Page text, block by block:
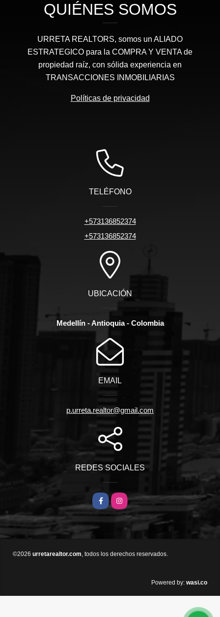
QUIÉNES SOMOS
URRETA REALTORS, somos un ALIADO
ESTRATEGICO para la COMPRA Y VENTA de
propiedad raíz, con sólida experiencia en
TRANSACCIONES INMOBILIARIAS
Políticas de privacidad
TELÉFONO
+573136852374
+573136852374
UBICACIÓN
Medellín - Antioquia - Colombia
EMAIL
p.urreta.realtor@gmail.com
REDES SOCIALES
FacebookInstagram
©2026 urretarealtor.com, todos los derechos reservados.
Powered by: wasi.co